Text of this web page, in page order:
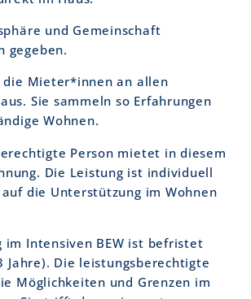
und Gemeinschaft
gegeben.
Mieter*innen an allen
Sie sammeln so Erfahrungen
Wohnen.
Person mietet in diesem
Die Leistung ist individuell
die Unterstützung im Wohnen
im Intensiven BEW ist befristet
Jahre). Die leistungsberechtigte
Möglichkeiten und Grenzen im